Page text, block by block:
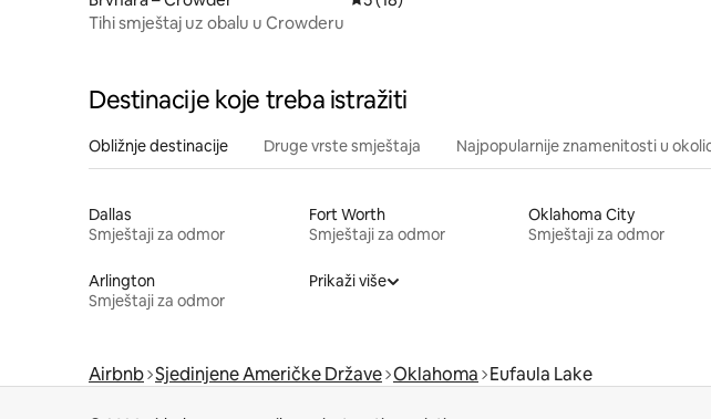
Tihi smještaj uz obalu u Crowderu
Destinacije koje treba istražiti
Obližnje destinacije Druge vrste smještaja Najpopularnije znamenitosti u
Dallas
Smještaji za odmor
Fort Worth
Smještaji za odmor
Oklahoma City
Smještaji za odmor
Arlington
Smještaji za odmor
Prikaži više
Airbnb Sjedinjene Američke Države Oklahoma Eufaula Lake